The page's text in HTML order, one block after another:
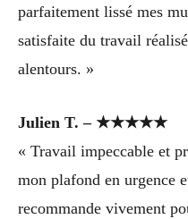
parfaitement lissé mes
satisfaite du travail
alentours. »
Julien T. – ★★★★★
« Travail impeccable et
mon plafond en urgence
recommande vivement